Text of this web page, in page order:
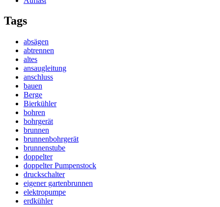
Tags
absägen
abtrennen
altes
ansaugleitung
anschluss
bauen
Berge
Bierkühler
bohren
bohrgerät
brunnen
brunnenbohrgerät
brunnenstube
doppelter
doppelter Pumpenstock
druckschalter
eigener gartenbrunnen
elektropumpe
erdkühler